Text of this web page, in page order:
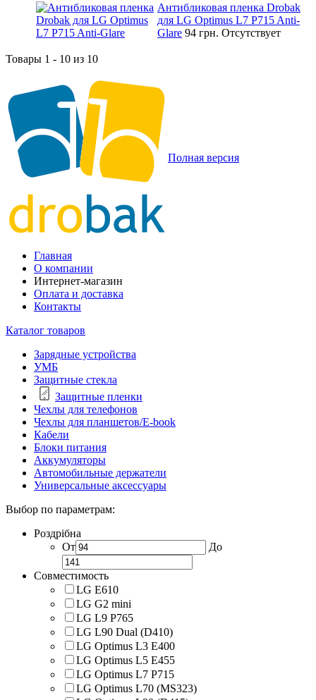
Антибликовая пленка Drobak
для LG Optimus L7 P715 Anti-
Glare 94 грн. Отсутствует
Товары 1 - 10 из 10
Полная версия
Главная
О компании
Интернет-магазин
Оплата и доставка
Контакты
Каталог товаров
Зарядные устройства
УМБ
Защитные стекла
Защитные пленки
Чехлы для телефонов
Чехлы для планшетов/E-book
Кабели
Блоки питания
Аккумуляторы
Автомобильные держатели
Универсальные аксессуары
Выбор по параметрам:
Роздрібна
От
До
Совместимость
LG E610
LG G2 mini
LG L9 P765
LG L90 Dual (D410)
LG Optimus L3 E400
LG Optimus L5 E455
LG Optimus L7 P715
LG Optimus L70 (MS323)